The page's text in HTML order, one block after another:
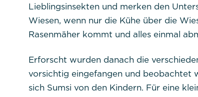
Lieblingsinsekten und merken den
Wiesen, wenn nur die Kühe über die
Rasenmäher kommt und alles einmal
Erforscht wurden danach die
vorsichtig eingefangen und beobachtet
sich Sumsi von den Kindern. Für eine